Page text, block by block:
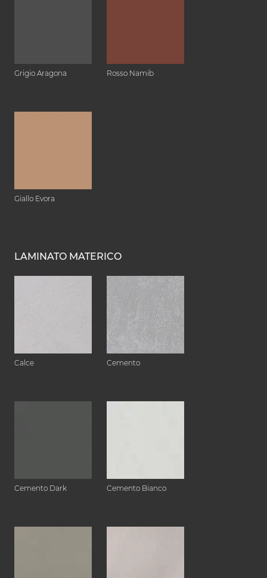
Grigio Aragona Rosso Namib
Giallo Evora
LAMINATO MATERICO
Calce Cemento
Cemento Dark Cemento Bianco